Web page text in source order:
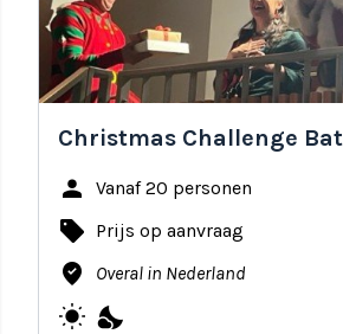
Christmas Challenge
person Vanaf 20 personen
local_offer Prijs op aanvraag
where_to_vote Overal in Nederland
wb_sunny nights_stay